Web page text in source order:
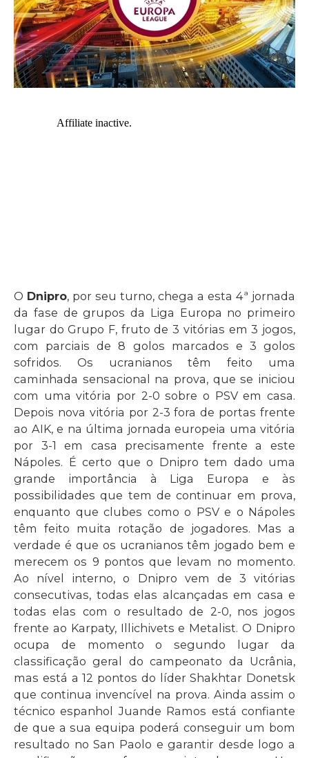
O Dnipro, por seu turno, chega a esta 4ª jornada
da fase de grupos da Liga Europa no primeiro
lugar do Grupo F, fruto de 3 vitórias em 3 jogos,
com parciais de 8 golos marcados e 3 golos
sofridos. Os ucranianos têm feito uma
caminhada sensacional na prova, que se iniciou
com uma vitória por 2-0 sobre o PSV em casa.
Depois nova vitória por 2-3 fora de portas frente
ao AIK, e na última jornada europeia uma vitória
por 3-1 em casa precisamente frente a este
Nápoles. É certo que o Dnipro tem dado uma
grande importância à Liga Europa e às
possibilidades que tem de continuar em prova,
enquanto que clubes como o PSV e o Nápoles
têm feito muita rotação de jogadores. Mas a
verdade é que os ucranianos têm jogado bem e
merecem os 9 pontos que levam no momento.
Ao nível interno, o Dnipro vem de 3 vitórias
consecutivas, todas elas alcançadas em casa e
todas elas com o resultado de 2-0, nos jogos
frente ao Karpaty, Illichivets e Metalist. O Dnipro
ocupa de momento o segundo lugar da
classificação geral do campeonato da Ucrânia,
mas está a 12 pontos do líder Shakhtar Donetsk
que continua invencível na prova. Ainda assim o
técnico espanhol Juande Ramos está confiante
de que a sua equipa poderá conseguir um bom
resultado no San Paolo e garantir desde logo a